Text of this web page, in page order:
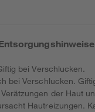
bei Verschlucken.
bei Verschlucken.
der Haut
Hautreizungen.